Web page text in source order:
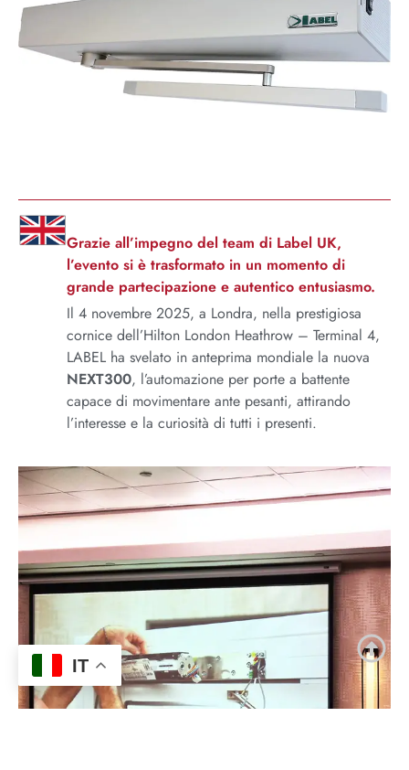
Grazie all’impegno del team di Label UK,
l’evento si è trasformato in un momento di
grande partecipazione e autentico entusiasmo.
Il 4 novembre 2025, a Londra, nella prestigiosa
cornice dell’Hilton London Heathrow – Terminal 4,
LABEL ha svelato in anteprima mondiale la nuova
NEXT300, l’automazione per porte a battente
capace di movimentare ante pesanti, attirando
l’interesse e la curiosità di tutti i presenti.
IT